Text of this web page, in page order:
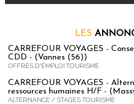
LES
CARREFOUR VOYAGES -
CDD - (Vannes (56))
OFFRES D'EMPLOI TOURISME
CARREFOUR VOYAGES -
ressources humaines H/F -
ALTERNANCE / STAGES TOURISME